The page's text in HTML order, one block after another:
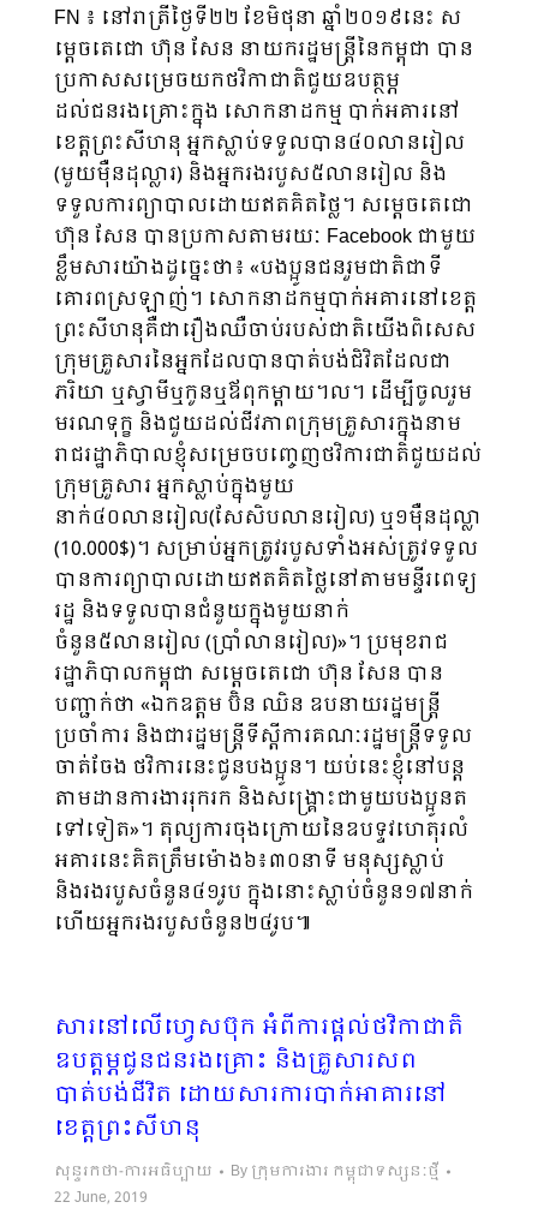
FN ៖ នៅរាត្រីថ្ងៃទី២២ ខែមិថុនា ឆ្នាំ២០១៩នេះ ស
ម្តេចតេជោ ហ៊ុន សែន នាយករដ្ឋមន្រ្តីនៃកម្ពុជា បាន
ប្រកាសសម្រេចយកថវិកាជាតិជួយឧបត្ថម្ភ
ដល់ជនរងគ្រោះក្នុង សោកនាដកម្ម បាក់អគារនៅ
ខេត្តព្រះសីហនុ អ្នកស្លាប់ទទួលបាន៤០លានរៀល
(មួយម៉ឺនដុល្លារ) និងអ្នករងរបួស៥លានរៀល និង
ទទួលការព្យាបាលដោយឥតគិតថ្លៃ។ សម្តេចតេជោ
ហ៊ុន សែន បានប្រកាសតាមរយៈ Facebook ជាមួយ
ខ្លឹមសារយ៉ាងដូច្នេះថា៖ «បងប្អូនជនរួមជាតិជាទី
គោរពស្រឡាញ់។ សោកនាដកម្មបាក់អគារនៅខេត្ត
ព្រះសីហនុគឺជារឿងឈឺចាប់របស់ជាតិយើងពិសេស
ក្រុមគ្រួសារនៃអ្នកដែលបានបាត់បង់ជិវិតដែលជា
ភរិយា ឬស្វាមីឬកូនឬឪពុកម្តាយ។ល។ ដើម្បីចូលរួម
មរណទុក្ខ និងជួយដល់ជីវភាពក្រុមគ្រួសារក្នុងនាម
រាជរដ្ឋាភិបាលខ្ញុំសម្រេចបញ្ចេញថវិការជាតិជួយដល់
ក្រុមគ្រួសារ អ្នកស្លាប់ក្នុងមួយ
នាក់៤០លានរៀល(សែសិបលានរៀល) ឬ១ម៉ឺនដុល្លា
(10.000$)។ សម្រាប់អ្នកត្រូវរបួសទាំងអស់ត្រូវទទួល
បានការព្យាបាលដោយឥតគិតថ្លៃនៅតាមមន្ទីរពេទ្យ
រដ្ឋ និងទទួលបានជំនួយក្នុងមួយនាក់
ចំនួន៥លានរៀល (ប្រាំលានរៀល)»។ ប្រមុខរាជ
រដ្ឋាភិបាលកម្ពុជា សម្តេចតេជោ ហ៊ុន សែន បាន
បញ្ជាក់ថា «ឯកឧត្តម ប៊ិន ឈិន ឧបនាយរដ្ឋមន្ត្រី
ប្រចាំការ និងជារដ្ឋមន្រ្តីទីស្តីការគណៈរដ្ឋមន្ត្រីទទួល
ចាត់ចែង ថវិការនេះជូនបងប្អូន។ យប់នេះខ្ញុំនៅបន្ត
តាមដានការងាររុករក និងសង្រ្គោះជាមួយបងប្អូនត
ទៅទៀត»។ តុល្យការចុងក្រោយនៃឧបទ្ទវហេតុរលំ
អគារនេះគិតត្រឹមម៉ោង៦៖៣០នាទី មនុស្សស្លាប់
និងរងរបួសចំនួន៤១រូប ក្នុងនោះស្លាប់ចំនួន១៧នាក់
ហើយអ្នករងរបួសចំនួន២៤រូប៕
សារនៅលើហ្វេសប៊ុក អំពីការផ្ដល់ថវិកាជាតិ
ឧបត្តម្ភជូនជនរងគ្រោះ និងគ្រួសារសព
បាត់បង់ជីវិត ដោយសារការបាក់អាគារនៅ
ខេត្តព្រះសីហនុ
សុន្ទរកថា-ការអធិប្បាយ By ក្រុមការងារ កម្ពុជាទស្សនៈថ្មី
22 June, 2019